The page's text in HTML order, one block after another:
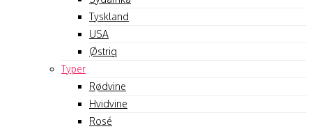
Tyskland
USA
Østrig
Typer
Rødvine
Hvidvine
Rosé